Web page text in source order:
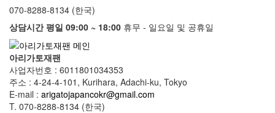
070-8288-8134 (한국)
상담시간 평일 09:00 ~ 18:00 휴무 - 일요일 및 공휴일
아리가토재팬
사업자번호 : 6011801034353
주소 : 4-24-4-101, Kurihara, Adachi-ku, Tokyo
E-mail : arigatojapancokr@gmail.com
T. 070-8288-8134 (한국)